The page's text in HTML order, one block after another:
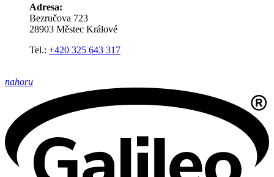
Adresa:
Bezručova 723
28903 Městec Králové
Tel.: +420 325 643 317
nahoru